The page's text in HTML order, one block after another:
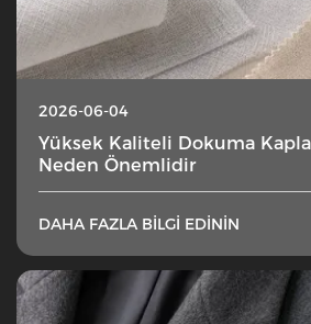
2026-06-04
Yüksek Kaliteli Dokuma
Neden Önemlidir
DAHA FAZLA BILGI EDININ